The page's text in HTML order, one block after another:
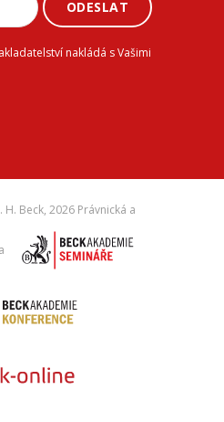
ODESLAT
nakládá s Vašimi
Beck, 2026 Právnická a